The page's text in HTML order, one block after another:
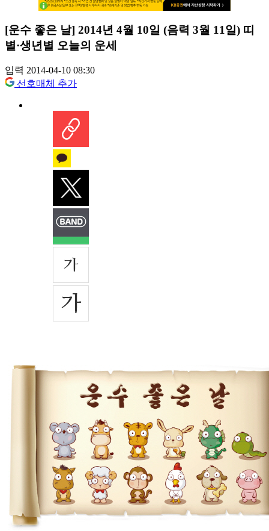
[운수 좋은 날] 2014년 4월 10일 (음력 3월 11일) 띠
별·생년별 오늘의 운세
입력 2014-04-10 08:30
선호매체 추가